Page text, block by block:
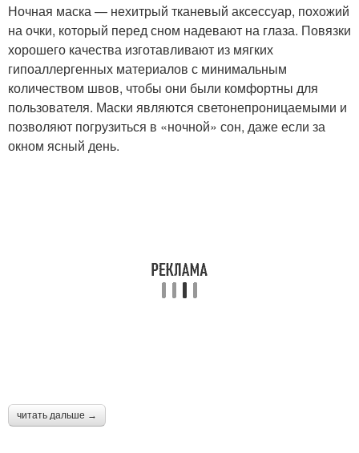
Ночная маска — нехитрый тканевый аксессуар, похожий
на очки, который перед сном надевают на глаза. Повязки
хорошего качества изготавливают из мягких
гипоаллергенных материалов с минимальным
количеством швов, чтобы они были комфортны для
пользователя. Маски являются светонепроницаемыми и
позволяют погрузиться в «ночной» сон, даже если за
окном ясный день.
читать дальше →